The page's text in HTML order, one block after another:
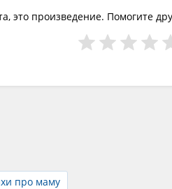
это произведение. Помогите
про маму